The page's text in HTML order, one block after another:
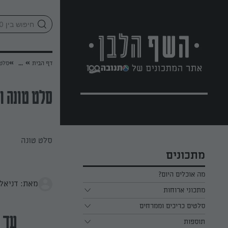
מתכונים
מה אוכלים היום?
מתכוני ארוחות
ארוחת בוקר
ארוחת צהריים
סלטים כריכים וממרחים
כל הסלטים כריכים וממרחים
תוספות
דף הבית »
...
»
סלט טונה
סלט טונה
מאת: